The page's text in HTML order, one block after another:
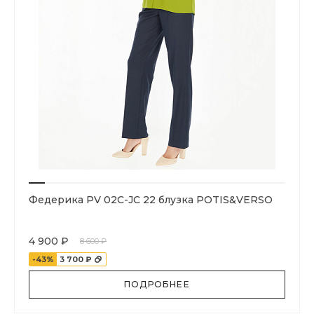
Федерика PV 02C-JC 22 блузка POTIS&VERSO
4 900 ₽
8 600 ₽
-43%
3 700 ₽
ПОДРОБНЕЕ